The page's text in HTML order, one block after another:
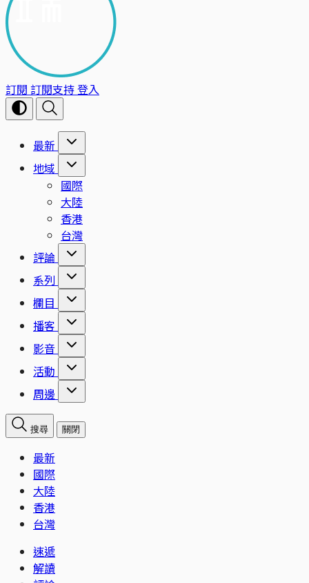
訂閱 訂閱支持登入
最新
地域
國際
大陸
香港
台灣
評論
系列
欄目
播客
影音
活動
周邊
搜尋 關閉
最新
國際
大陸
香港
台灣
速遞
解讀